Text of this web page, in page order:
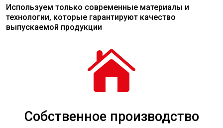
Используем только современные материалы и
технологии, которые гарантируют качество
выпускаемой продукции

Собственное производство